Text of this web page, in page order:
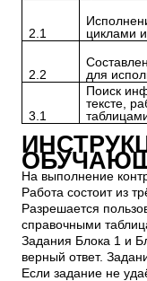
2.1
циклами
2.2
для
3.1
Поиск
тексте,
На выполнение
Работа состоит из
Разрешается
справочными
Задания Блока 1 и
верный ответ.
Если задание не